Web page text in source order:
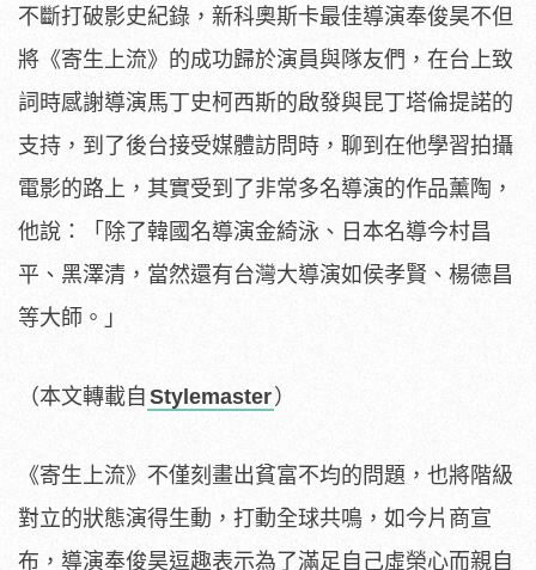
不斷打破影史紀錄，新科奧斯卡最佳導演奉俊昊不但
將《寄生上流》的成功歸於演員與隊友們，在台上致
詞時感謝導演馬丁史柯西斯的啟發與昆丁塔倫提諾的
支持，到了後台接受媒體訪問時，聊到在他學習拍攝
電影的路上，其實受到了非常多名導演的作品薰陶，
他說：「除了韓國名導演金綺泳、日本名導今村昌
平、黑澤清，當然還有台灣大導演如侯孝賢、楊德昌
等大師。」
（本文轉載自 Stylemaster）
《寄生上流》不僅刻畫出貧富不均的問題，也將階級
對立的狀態演得生動，打動全球共鳴，如今片商宣
布，導演奉俊昊逗趣表示為了滿足自己虛榮心而親自